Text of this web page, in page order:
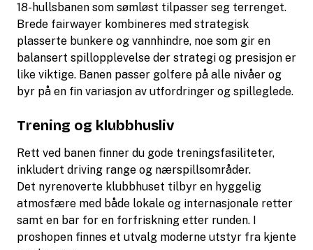
18-hullsbanen som sømløst tilpasser seg terrenget.
Brede fairwayer kombineres med strategisk
plasserte bunkere og vannhindre, noe som gir en
balansert spillopplevelse der strategi og presisjon er
like viktige. Banen passer golfere på alle nivåer og
byr på en fin variasjon av utfordringer og spilleglede.
Trening og klubbhusliv
Rett ved banen finner du gode treningsfasiliteter,
inkludert driving range og nærspillsområder.
Det nyrenoverte klubbhuset tilbyr en hyggelig
atmosfære med både lokale og internasjonale retter
samt en bar for en forfriskning etter runden. I
proshopen finnes et utvalg moderne utstyr fra kjente